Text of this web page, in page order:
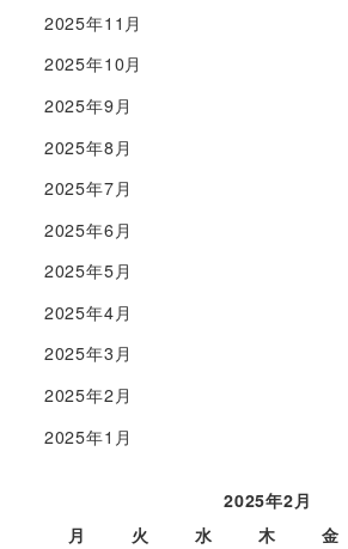
2025年11月
2025年10月
2025年9月
2025年8月
2025年7月
2025年6月
2025年5月
2025年4月
2025年3月
2025年2月
2025年1月
2025年2月
月
火 水 木 金